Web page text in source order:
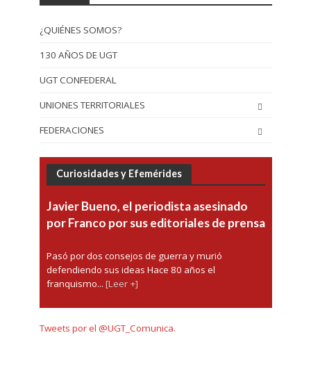
¿QUIÉNES SOMOS?
130 AÑOS DE UGT
UGT CONFEDERAL
UNIONES TERRITORIALES
FEDERACIONES
Curiosidades y Efemérides
Javier Bueno, el periodista asesinado
por Franco por sus editoriales de prensa
Pasó por dos consejos de guerra y murió
defendiendo sus ideas Hace 80 años el
franquismo... [Leer +]
Tweets por el @UGT_Comunica.